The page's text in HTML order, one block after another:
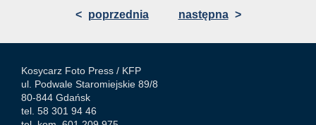
< poprzednia następna >
Kosycarz Foto Press / KFP
ul. Podwale Staromiejskie 89/8
80-844 Gdańsk
tel. 58 301 94 46